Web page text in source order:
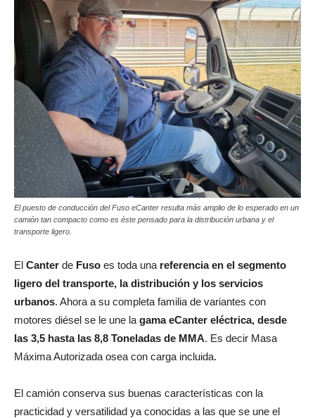
El puesto de conducción del Fuso eCanter resulta más amplio de lo esperado en un
camión tan compacto como es éste pensado para la distribución urbana y el
transporte ligero.
El Canter de Fuso es toda una referencia en el segmento
ligero del transporte, la distribución y los servicios
urbanos. Ahora a su completa familia de variantes con
motores diésel se le une la gama eCanter eléctrica, desde
las 3,5 hasta las 8,8 Toneladas de MMA. Es decir Masa
Máxima Autorizada osea con carga incluida.
El camión conserva sus buenas características con la
practicidad y versatilidad ya conocidas a las que se une el